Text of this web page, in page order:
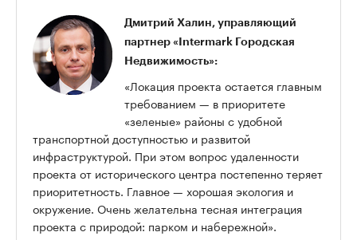
Дмитрий Халин, управляющий
партнер «Intermark Городская
Недвижимость»:
«Локация проекта остается главным
требованием — в приоритете
«зеленые» районы с удобной
транспортной доступностью и развитой
инфраструктурой. При этом вопрос удаленности
проекта от исторического центра постепенно теряет
приоритетность. Главное — хорошая экология и
окружение. Очень желательна тесная интеграция
проекта с природой: парком и набережной».